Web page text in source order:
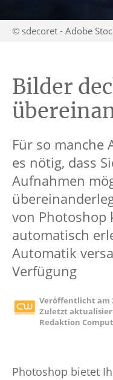
© sdecoret - Adobe
Bilder
Für so manche
es nötig, dass
Aufnahmen
von Photoshop
automatisch
Automatik
Verfügung
Veröffentlicht am
Zuletzt
Redaktion
Photoshop bietet